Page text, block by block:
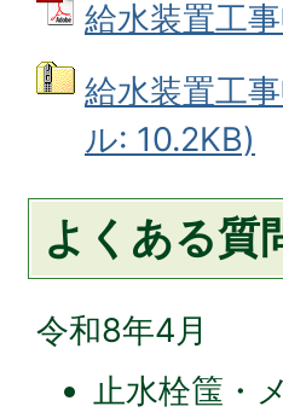
給水装置工
給水装置工
ル: 10.2KB)
よくある質
令和8年4月
止水栓筺・